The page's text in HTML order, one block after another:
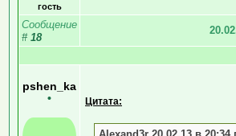
гость
Сообщение
# 18
pshen_ka
•
Цитата: